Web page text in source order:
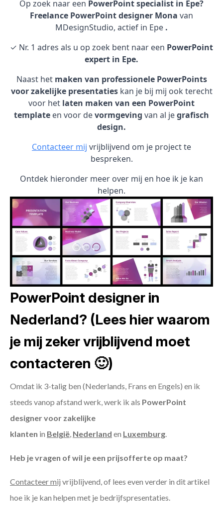
Op zoek naar een PowerPoint specialist in Epe?
Freelance PowerPoint designer Mona van
MDesignStudio, actief in Epe .
✓ Nr. 1 adres als u op zoek bent naar een PowerPoint
expert in Epe.
Naast het maken van professionele PowerPoints
voor zakelijke presentatieskan je bij mij ook terecht
voor het laten maken van een PowerPoint
template en voor devormgeving van al jegrafisch
design.
Contacteer mij vrijblijvend om je project te
bespreken.
Ontdek hieronder meer over mij en hoe ik je kan
helpen.
PowerPoint designer in
Nederland? (Lees hier waarom
je mij zeker vrijblijvend moet
contacteren 🙂)
Omdat ik 3-talig ben (Nederlands, Frans en Engels) en ik
steeds vanop afstand werk, werk ik als PowerPoint
designer voor zakelijke
klanten in België, Nederland en Luxemburg.
Heb je vragen of wil je een prijsofferte op maat?
Contacteer mij vrijblijvend, of lees even verder in dit artikel
hoe ik je kan helpen met je bedrijfspresentaties.